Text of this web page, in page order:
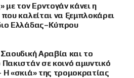
με τον Ερντογάν κάνει η
καλείται να ξεμπλοκάρει
Ελλάδας–Κύπρου
Αραβία και το
Πακιστάν σε κοινό αμυντικό
«σκιά» της τρομοκρατίας